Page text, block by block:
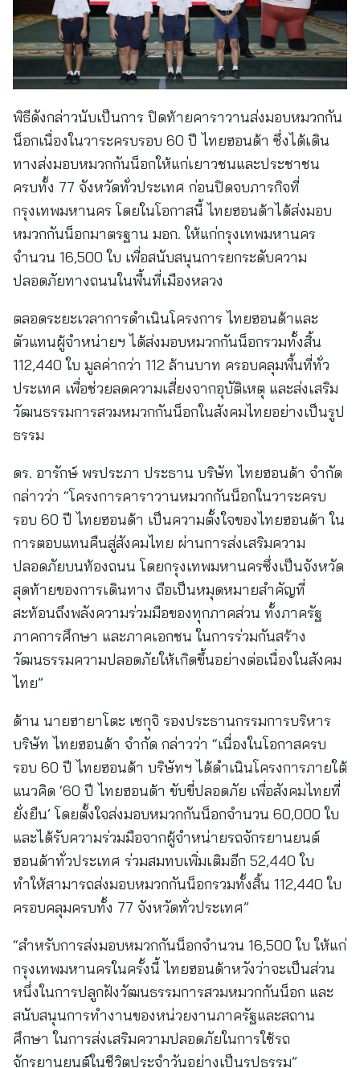
พิธีดังกล่าวนับเป็นการ ปิดท้ายคาราวานส่งมอบหมวกกัน
น็อกเนื่องในวาระครบรอบ 60 ปี ไทยฮอนด้า ซึ่งได้เดิน
ทางส่งมอบหมวกกันน็อกให้แก่เยาวชนและประชาชน
ครบทั้ง 77 จังหวัดทั่วประเทศ ก่อนปิดจบภารกิจที่
กรุงเทพมหานคร โดยในโอกาสนี้ ไทยฮอนด้าได้ส่งมอบ
หมวกกันน็อกมาตรฐาน มอก. ให้แก่กรุงเทพมหานคร
จำนวน 16,500 ใบ เพื่อสนับสนุนการยกระดับความ
ปลอดภัยทางถนนในพื้นที่เมืองหลวง
ตลอดระยะเวลาการดำเนินโครงการ ไทยฮอนด้าและ
ตัวแทนผู้จำหน่ายฯ ได้ส่งมอบหมวกกันน็อกรวมทั้งสิ้น
112,440 ใบ มูลค่ากว่า 112 ล้านบาท ครอบคลุมพื้นที่ทั่ว
ประเทศ เพื่อช่วยลดความเสี่ยงจากอุบัติเหตุ และส่งเสริม
วัฒนธรรมการสวมหมวกกันน็อกในสังคมไทยอย่างเป็นรูป
ธรรม
ดร. อารักษ์ พรประภา ประธาน บริษัท ไทยฮอนด้า จำกัด
กล่าวว่า “โครงการคาราวานหมวกกันน็อกในวาระครบ
รอบ 60 ปี ไทยฮอนด้า เป็นความตั้งใจของไทยฮอนด้า ใน
การตอบแทนคืนสู่สังคมไทย ผ่านการส่งเสริมความ
ปลอดภัยบนท้องถนน โดยกรุงเทพมหานครซึ่งเป็นจังหวัด
สุดท้ายของการเดินทาง ถือเป็นหมุดหมายสำคัญที่
สะท้อนถึงพลังความร่วมมือของทุกภาคส่วน ทั้งภาครัฐ
ภาคการศึกษา และภาคเอกชน ในการร่วมกันสร้าง
วัฒนธรรมความปลอดภัยให้เกิดขึ้นอย่างต่อเนื่องในสังคม
ไทย”
ด้าน นายฮายาโตะ เซกุจิ รองประธานกรรมการบริหาร
บริษัท ไทยฮอนด้า จำกัด กล่าวว่า “เนื่องในโอกาสครบ
รอบ 60 ปี ไทยฮอนด้า บริษัทฯ ได้ดำเนินโครงการภายใต้
แนวคิด ‘60 ปี ไทยฮอนด้า ขับขี่ปลอดภัย เพื่อสังคมไทยที่
ยั่งยืน’ โดยตั้งใจส่งมอบหมวกกันน็อกจำนวน 60,000 ใบ
และได้รับความร่วมมือจากผู้จำหน่ายรถจักรยานยนต์
ฮอนด้าทั่วประเทศ ร่วมสมทบเพิ่มเติมอีก 52,440 ใบ
ทำให้สามารถส่งมอบหมวกกันน็อกรวมทั้งสิ้น 112,440 ใบ
ครอบคลุมครบทั้ง 77 จังหวัดทั่วประเทศ”
“สำหรับการส่งมอบหมวกกันน็อกจำนวน 16,500 ใบ ให้แก่
กรุงเทพมหานครในครั้งนี้ ไทยฮอนด้าหวังว่าจะเป็นส่วน
หนึ่งในการปลูกฝังวัฒนธรรมการสวมหมวกกันน็อก และ
สนับสนุนการทำงานของหน่วยงานภาครัฐและสถาน
ศึกษา ในการส่งเสริมความปลอดภัยในการใช้รถ
จักรยานยนต์ในชีวิตประจำวันอย่างเป็นรูปธรรม”